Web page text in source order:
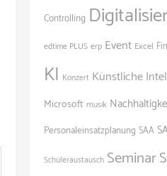
Controlling
edtime PLUS erp Event Excel
KI Konzert Künstliche
Microsoft musik
Personaleinsatzplanung SAA
Schüleraustausch Seminar